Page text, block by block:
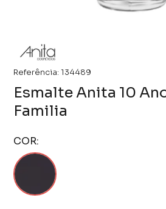
Referência: 134489
Esmalte Anita 10
Familia
COR: